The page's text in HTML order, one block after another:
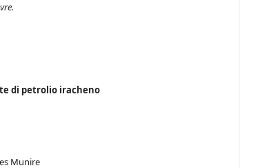
di petrolio iracheno
Munire